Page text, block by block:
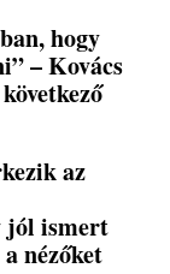
hogy
– Kovács
az
jól ismert
nézőket